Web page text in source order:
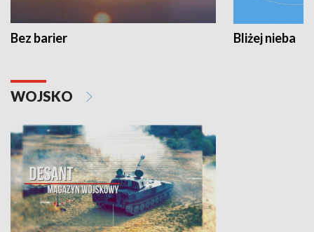
Bez barier Bliżej nieba
WOJSKO